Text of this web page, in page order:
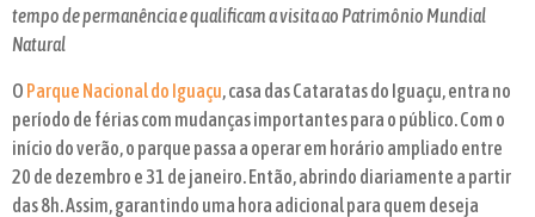
tempo de permanência e qualificam a visita ao Patrimônio Mundial
Natural
O Parque Nacional do Iguaçu, casa das Cataratas do Iguaçu, entra no
período de férias com mudanças importantes para o público. Com o
início do verão, o parque passa a operar em horário ampliado entre
20 de dezembro e 31 de janeiro. Então, abrindo diariamente a partir
das 8h. Assim, garantindo uma hora adicional para quem deseja